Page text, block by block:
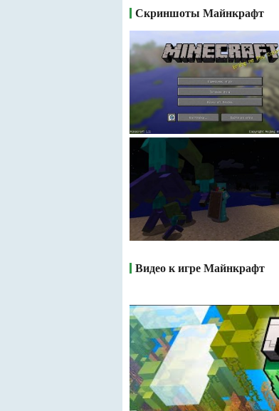
Скриншоты Майнкрафт
Видео к игре Майнкрафт